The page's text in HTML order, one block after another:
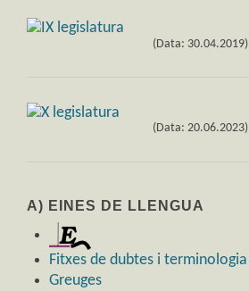
(Data: 30.04.2019)
(Data: 20.06.2023)
A) EINES DE LLENGUA
Fitxes de dubtes i terminologia
Greuges